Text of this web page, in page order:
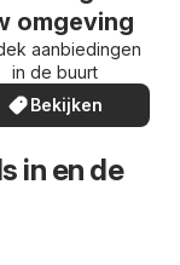
omgeving
aanbiedingen
in de buurt
Bekijken
in en de